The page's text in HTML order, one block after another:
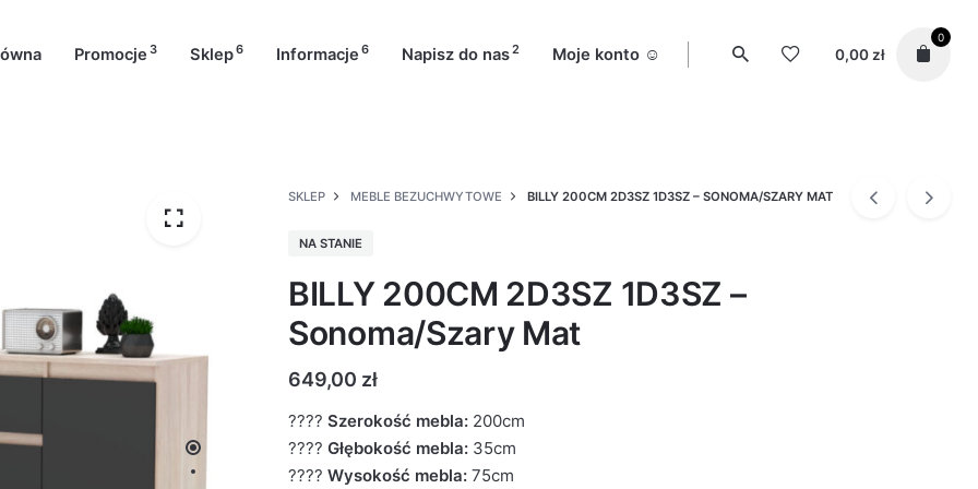
Promocje 3 Sklep6 Informacje 6 Napisz do nas2 Moje konto ☺️ 0,00 zł
0
SKLEP MEBLE BEZUCHWYTOWE BILLY 200CM 2D3SZ 1D3SZ – SONOMA/SZARY MAT
NA STANIE
BILLY 200CM 2D3SZ 1D3SZ –
Sonoma/Szary Mat
649,00 zł
???? Szerokość mebla: 200cm
???? Głębokość mebla: 35cm
???? Wysokość mebla: 75cm